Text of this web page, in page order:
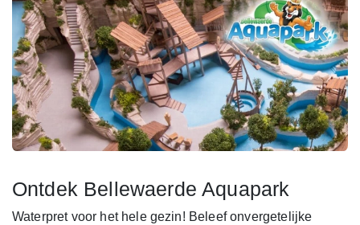
Ontdek Bellewaerde Aquapark
Waterpret voor het hele gezin! Beleef onvergetelijke